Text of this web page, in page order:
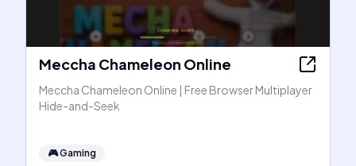
Meccha Chameleon Online
Meccha Chameleon Online | Free Browser Multiplayer
Hide-and-Seek
🎮Gaming